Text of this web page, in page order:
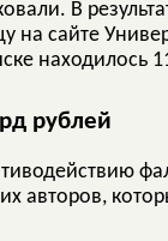
В
на сайте
находилось
рублей
авторов,